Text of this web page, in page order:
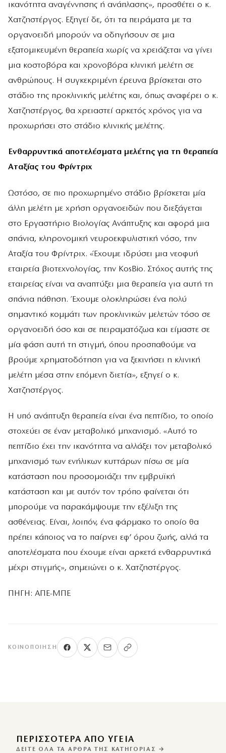
ικανότητα αναγέννησης ή ανάπλασης», προσθέτει ο κ.
Χατζηστέργος. Εξηγεί δε, ότι τα πειράματα με τα
οργανοειδή μπορούν να οδηγήσουν σε μια
εξατομικευμένη θεραπεία χωρίς να χρειάζεται να γίνει
μια κοστοβόρα και χρονοβόρα κλινική μελέτη σε
ανθρώπους. Η συγκεκριμένη έρευνα βρίσκεται στο
στάδιο της προκλινικής μελέτης και, όπως αναφέρει ο κ.
Χατζηστέργος, θα χρειαστεί αρκετός χρόνος για να
προχωρήσει στο στάδιο κλινικής μελέτης.
Ενθαρρυντικά αποτελέσματα μελέτης για τη θεραπεία
Αταξίας του Φρίντριχ
Ωστόσο, σε πιο προχωρημένο στάδιο βρίσκεται μία
άλλη μελέτη με χρήση οργανοειδών που διεξάγεται
στο Εργαστήριο Βιολογίας Ανάπτυξης και αφορά μια
σπάνια, κληρονομική νευροεκφυλιστική νόσο, την
Αταξία του Φρίντριχ. «Έχουμε ιδρύσει μια νεοφυή
εταιρεία βιοτεχνολογίας, την KosBio. Στόχος αυτής της
εταιρείας είναι να αναπτύξει μια θεραπεία για αυτή τη
σπάνια πάθηση. Έχουμε ολοκληρώσει ένα πολύ
σημαντικό κομμάτι των προκλινικών μελετών τόσο σε
οργανοειδή όσο και σε πειραματόζωα και είμαστε σε
μία φάση αυτή τη στιγμή, όπου προσπαθούμε να
βρούμε χρηματοδότηση για να ξεκινήσει η κλινική
μελέτη μέσα στην επόμενη διετία», εξηγεί ο κ.
Χατζηστέργος.
Η υπό ανάπτυξη θεραπεία είναι ένα πεπτίδιο, το οποίο
στοχεύει σε έναν μεταβολικό μηχανισμό. «Αυτό το
πεπτίδιο έχει την ικανότητα να αλλάξει τον μεταβολικό
μηχανισμό των ενήλικων κυττάρων πίσω σε μία
κατάσταση που προσομοιάζει την εμβρυϊκή
κατάσταση και με αυτόν τον τρόπο φαίνεται ότι
μπορούμε να παρακάμψουμε την εξέλιξη της
ασθένειας. Είναι, λοιπόν, ένα φάρμακο το οποίο θα
πρέπει κάποιος να το παίρνει εφ’ όρου ζωής, αλλά τα
αποτελέσματα που έχουμε είναι αρκετά ενθαρρυντικά
μέχρι στιγμής», σημειώνει ο κ. Χατζηστέργος.
ΠΗΓΗ: ΑΠΕ-ΜΠΕ
ΚΟΙΝΟΠΟΊΗΣΗ
ΠΕΡΙΣΣΌΤΕΡΑ ΑΠΌ ΥΓΕΙΑ
ΔΕΊΤΕ ΌΛΑ ΤΑ ΆΡΘΡΑ ΤΗΣ ΚΑΤΗΓΟΡΊΑΣ →